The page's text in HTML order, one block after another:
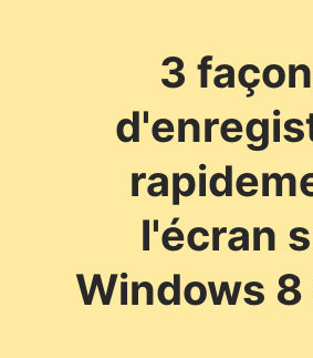
Support
Centre de
Support
Ressources
Télécharger
3
l'écran
Windows 8